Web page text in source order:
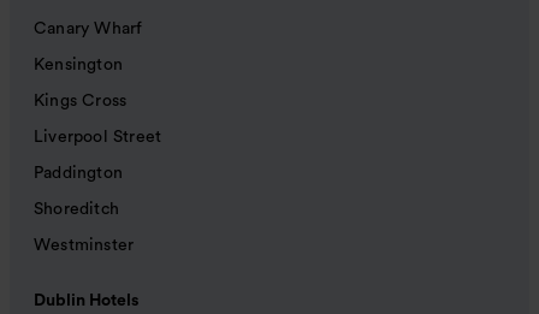
Canary Wharf
Kensington
Kings Cross
Liverpool Street
Paddington
Shoreditch
Westminster
Dublin Hotels